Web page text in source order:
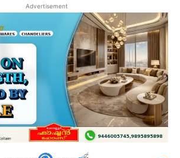
Advertisement